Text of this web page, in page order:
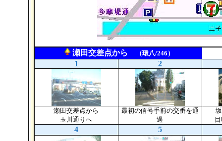
瀬田交差点から （環八/246）
1 2
瀬田交差点から
玉川通りへ
最初の信号手前の交番を通
過
4 5